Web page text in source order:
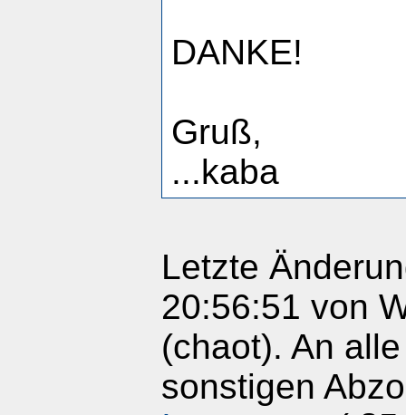
DANKE!
Gruß,
...kaba
Letzte
20:56:51 von
(chaot). An
sonstigen